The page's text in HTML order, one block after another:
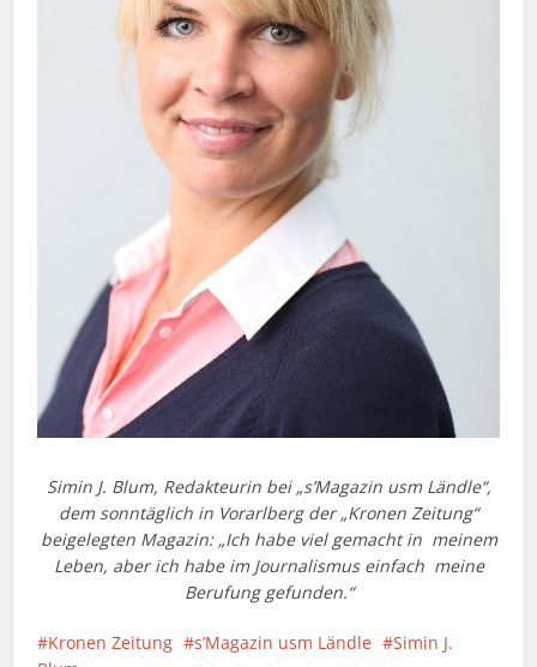
Simin J. Blum, Redakteurin bei „s’Magazin usm Ländle“,
dem sonntäglich in Vorarlberg der „Kronen Zeitung“
beigelegten Magazin: „Ich habe viel gemacht in meinem
Leben, aber ich habe im Journalismus einfach meine
Berufung gefunden.“
Kronen Zeitung s’Magazin usm Ländle
Simin J.